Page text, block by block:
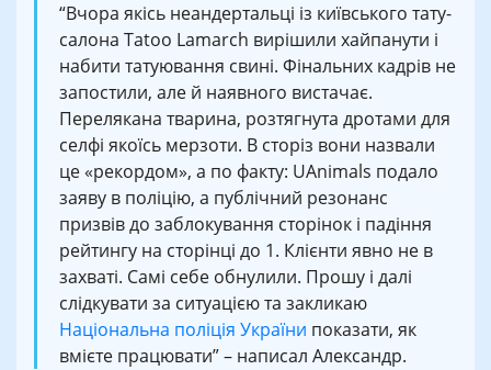
“Вчора якісь неандертальці із київського тату-
салона Tatoo Lamarch вирішили хайпанути і
набити татуювання свині. Фінальних кадрів не
запостили, але й наявного вистачає.
Перелякана тварина, розтягнута дротами для
селфі якоїсь мерзоти. В сторіз вони назвали
це «рекордом», а по факту: UAnimals подало
заяву в поліцію, а публічний резонанс
призвів до заблокування сторінок і падіння
рейтингу на сторінці до 1. Клієнти явно не в
захваті. Самі себе обнулили. Прошу і далі
слідкувати за ситуацією та закликаю
Національна поліція України показати, як
вмієте працювати” – написал Александр.